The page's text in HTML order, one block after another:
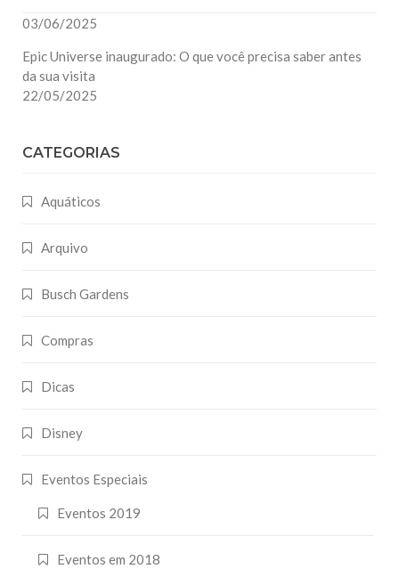
03/06/2025
Epic Universe inaugurado: O que você precisa saber antes
da sua visita
22/05/2025
CATEGORIAS
Aquáticos
Arquivo
Busch Gardens
Compras
Dicas
Disney
Eventos Especiais
Eventos 2019
Eventos em 2018